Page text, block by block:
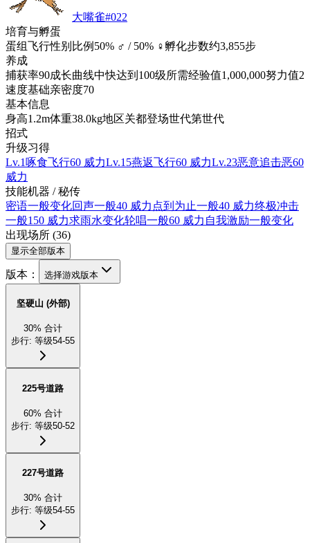
大嘴雀#022
培育与孵蛋
蛋组飞行性别比例 50% ♂ / 50% ♀ 孵化步数约3,855步
养成
捕获率90成长曲线中快达到100级所需经验值1,000,000努力值2
速度基础亲密度70
基本信息
身高1.2m体重38.0kg地区关都登场世代第世代
招式
升级习得
Lv.1 啄食飞行60 威力Lv.15燕返飞行60 威力Lv.23恶意追击恶60
威力
技能机器 / 秘传
密语一般变化回声一般40 威力 点到为止一般40 威力终极冲击
一般150 威力求雨水变化轮唱一般60 威力 自我激励一般变化
出现场所 (36)
显示全部版本
版本： 选择游戏版本
坚硬山 (外部)
30% 合计
步行: 等级54-55
225号道路
60% 合计
步行: 等级50-52
227号道路
30% 合计
步行: 等级54-55